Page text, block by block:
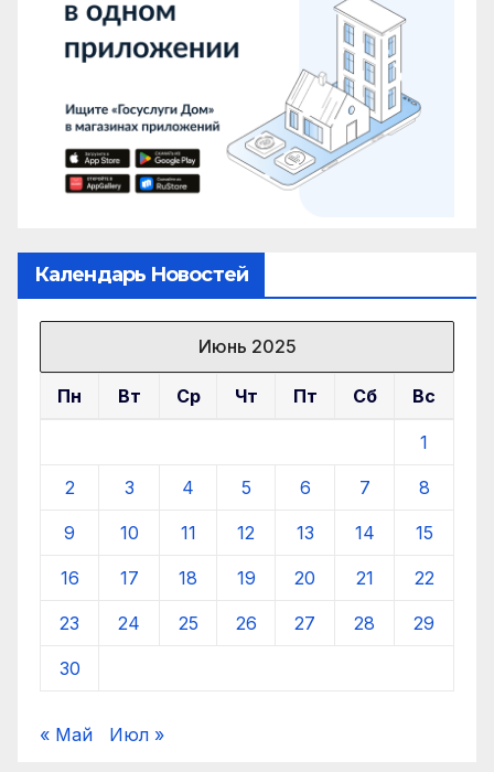
Календарь Новостей
Июнь 2025
Пн Вт Ср Чт Пт Сб Вс
1
2 3 4 5 6 7 8
9 10 11 12 13 14 15
16 17 18 19 20 21 22
23 24 25 26 27 28 29
30
« Май Июл »